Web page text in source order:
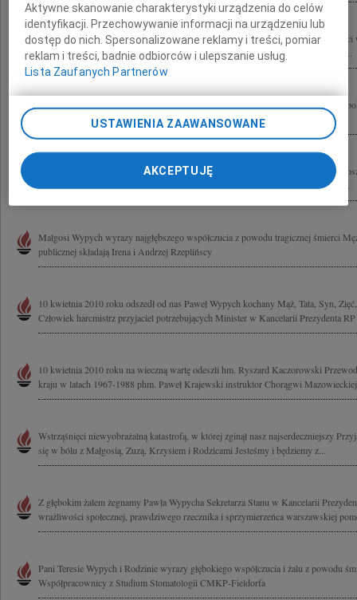
Żonie i najbliższej Rodzinie Pana Pawła Wypycha z powodu Jego tragicznej śmierci
składają Dyrekcja i pracownicy Domu Pomocy Społecznej w Warszawie, przy ul....
Łącząc się w żalu i bólu, żegnamy Pawła Wypycha Rodzinie składamy wyrazy
socjalni Polskie Towarzystwo Pracowników Socjalnych Oddział Warszawski
"Jest taka cierpienia granica, za którą się uśmiech pogodny zaczyna." Czesław
Pawła Wypycha Sekretarza Stanu w Kancelarii Prezydenta RP, byłego Dyrektora...
Małgosi Wypych wyrazy najgłębszego współczucia z powodu tragicznej śmierci
publicznej składają Irena i Andrzej Rzeplińscy
10 kwietnia 2010 roku odszedł od nas Paweł Wypych kochany Mąż, Tata, Syn,
Człowiek harcmistrz przyjaciel potrzebujących Minister w Kancelarii Prezydenta
10 kwietnia 2010 roku na wieczną wartę odeszli hm. Ryszard Kaczorowski
kraju w latach 1967-1988 phm. Paweł Krajewski instruktor Chorągwi
Wstrząśnięci niewyobrażalną katastrofą, w której zginął nasz najserdeczniejszy
się w bólu z Małgosią, Zuzą, Krzysiem i Rodzicami Jesteśmy i będziemy z...
Z głębokim żalem żegnamy Pawła Wypycha Sekretarza Stanu w Kancelarii
wrażliwości społecznej, prawdziwego rzecznika i sprzymierzeńca warszawskiej
Pani Teresie Wypych i Rodzinie wyrazy głębokiego współczucia i żalu z powodu
Współpracownicy z Studium Stomatologii CMKP-Fieldorfa
Aktywne skanowanie charakterystyki urządzenia do celów
identyfikacji. Przechowywanie informacji na urządzeniu lub
dostęp do nich. Spersonalizowane reklamy i treści, pomiar
reklam i treści, badnie odbiorców i ulepszanie usług.
Lista Zaufanych Partnerów
USTAWIENIA ZAAWANSOWANE
AKCEPTUJĘ